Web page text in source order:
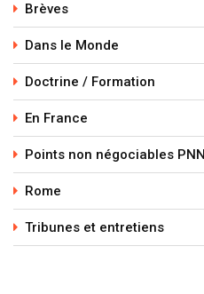
Brèves
Dans le Monde
Doctrine / Formation
En France
Points non négociables PNN
Rome
Tribunes et entretiens